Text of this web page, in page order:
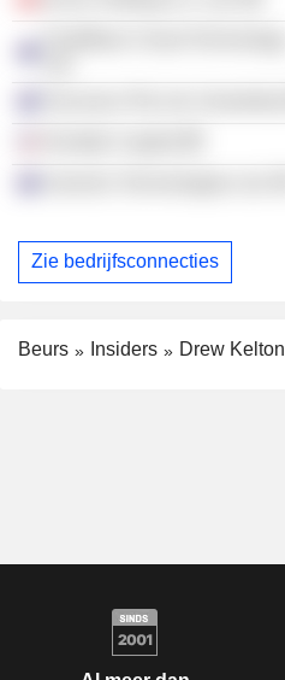
Zie bedrijfsconnecties
Beurs Insiders Drew Kelton